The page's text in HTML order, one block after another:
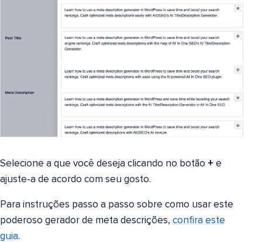
Selecione a que você deseja clicando no botão + e
ajuste-a de acordo com seu gosto.
Para instruções passo a passo sobre como usar este
poderoso gerador de meta descrições, confira este
guia.